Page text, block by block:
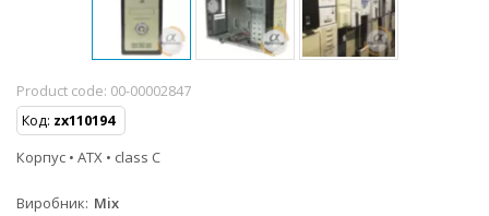
Product code: 00-00002847
Код: zx110194
Корпус • ATX • class C
Виробник Mix